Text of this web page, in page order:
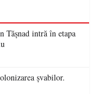
intră în etapa
șvabilor.